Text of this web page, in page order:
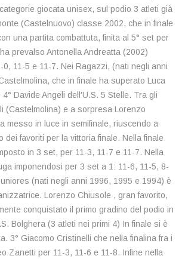
giocata unisex, sul podio 3 atleti già
(Castelnuovo) classe 2002, che in finale
una partita combattuta, finita al 5° set per
prevalso Antonella Andreatta (2002)
11-5 e 11-7. Nei Ragazzi, (nati negli anni
che in finale ha superato Luca
Davide Angeli dell'U.S. 5 Stelle. Tra gli
(Castelmolina) e a sorpresa Lorenzo
messo in luce in semifinale, riuscendo a
favoriti per la vittoria finale. Nella finale
in 3 set, per 11-3, 11-7 e 11-7. Nella
imponendosi per 3 set a 1: 11-6, 11-5, 8-
(nati negli anni 1996, 1995 e 1994) è
Lorenzo Chiusole , gran favorito,
conquistato il primo gradino del podio in
Bolghera (3 atleti nei primi 4) In finale si è
3° Giacomo Cristinelli che nella finalina fra i
Zanetti per 11-3, 11-6 e 11-8. Infine nella